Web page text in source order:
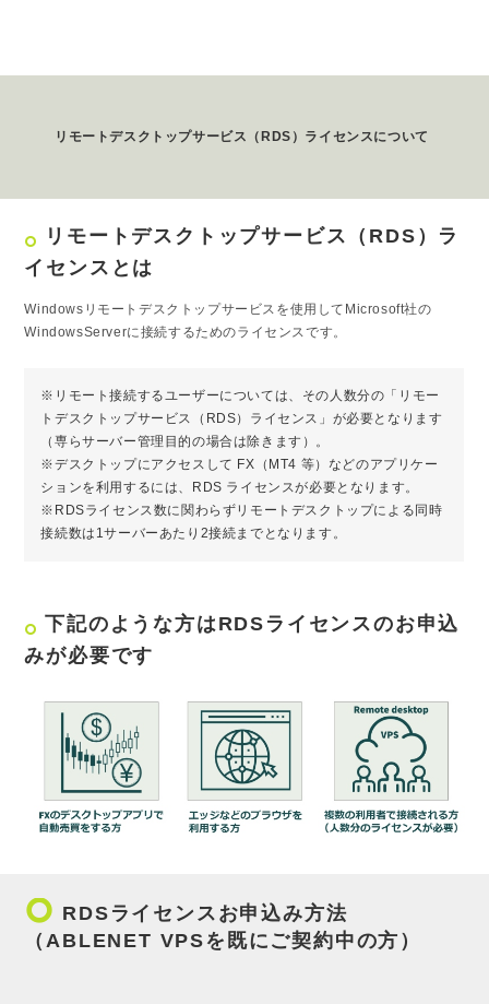
リモートデスクトップサービス（RDS）ライセンスについて
trip_origin
リモートデスクトップサービス（RDS）ラ
イセンスとは
Windowsリモートデスクトップサービスを使用してMicrosoft社の
WindowsServerに接続するためのライセンスです。
※リモート接続するユーザーについては、その人数分の「リモー
トデスクトップサービス（RDS）ライセンス」が必要となります
（専らサーバー管理目的の場合は除きます）。
※デスクトップにアクセスして FX（MT4 等）などのアプリケー
ションを利用するには、RDS ライセンスが必要となります。
※RDSライセンス数に関わらずリモートデスクトップによる同時
接続数は1サーバーあたり2接続までとなります。
trip_origin
下記のような方はRDSライセンスのお申込
みが必要です
trip_origin RDSライセンスお申込み方法
（ABLENET VPSを既にご契約中の方）